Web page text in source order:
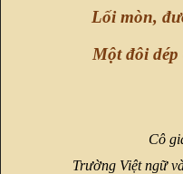
Lối mòn,
Một đôi
Cô
Trường Việt ngữ